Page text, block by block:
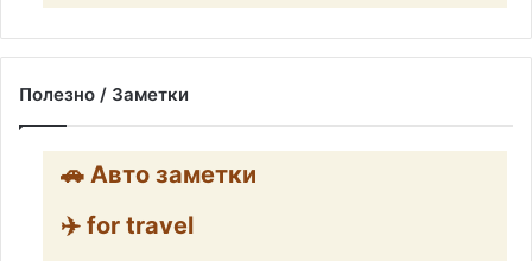
Полезно / Заметки
🚗 Авто заметки
✈️ for travel